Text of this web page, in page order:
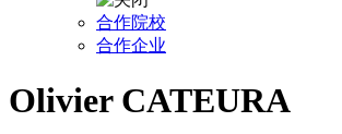
合作院校
合作企业
Olivier CATEURA